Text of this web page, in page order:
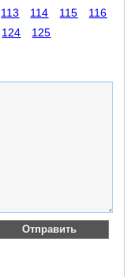
113 114 115
116
124 125